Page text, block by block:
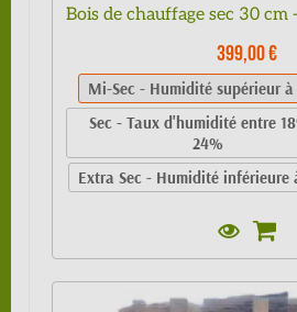
Bois de chauffage sec 30 cm
399,00 €
Mi-Sec - Humidité supérieur à
Sec - Taux d'humidité entre
24%
Extra Sec - Humidité inférieure